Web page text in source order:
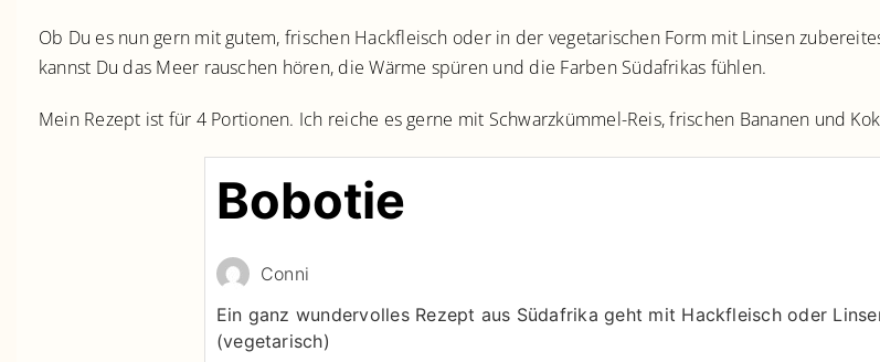
Ob Du es nun gern mit gutem, frischen Hackfleisch oder in der vegetarischen Form mit Linsen
kannst Du das Meer rauschen hören, die Wärme spüren und die Farben Südafrikas fühlen.
Mein Rezept ist für 4 Portionen. Ich reiche es gerne mit Schwarzkümmel-Reis, frischen Bananen und
Bobotie
Conni
Ein ganz wundervolles Rezept aus Südafrika geht mit Hackfleisch oder
(vegetarisch)